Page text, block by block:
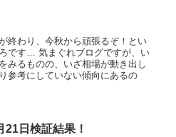
終わり、今秋から頑張るぞ！とい
です… 気まぐれブログですが、い
みるものの、いざ相場が動き出し
参考にしていない傾向にあるの
21日検証結果！